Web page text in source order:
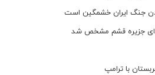
جنگ ایران خشمگین است
جزیره قشم مشخص شد
با ترامپ